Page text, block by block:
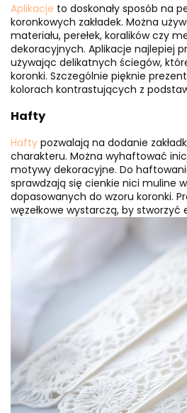
Aplikacje to doskonały sposób na
koronkowych zakładek. Można
materiału, perełek, koralików czy
dekoracyjnych. Aplikacje najlepiej
używając delikatnych ściegów,
koronki. Szczególnie pięknie
kolorach kontrastujących z
Hafty
Hafty pozwalają na dodanie
charakteru. Można wyhaftować
motywy dekoracyjne. Do
sprawdzają się cienkie nici muline
dopasowanych do wzoru koronki.
węzełkowe wystarczą, by